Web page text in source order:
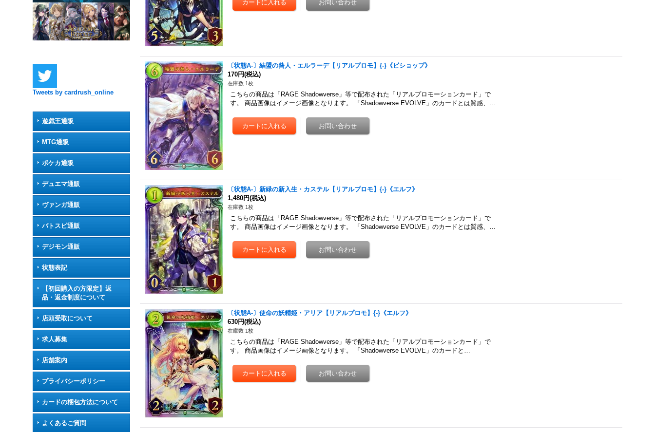
Tweets by cardrush_online
遊戯王通販
MTG通販
ポケカ通販
デュエマ通販
ヴァンガ通販
バトスピ通販
デジモン通販
状態表記
【初回購入の方限定】返
品・返金制度について
店頭受取について
求人募集
店舗案内
プライバシーポリシー
カードの梱包方法について
よくあるご質問
〔状態A-〕結盟の咎人・エルラーデ【リアルプロモ】{-}《ビショップ》
170円(税込)
在庫数 1枚
こちらの商品は「RAGE Shadowverse」等で配布された「リアルプロモーションカード」で
す。 商品画像はイメージ画像となります。 「Shadowverse EVOLVE」のカードとは質感、…
〔状態A-〕新緑の新入生・カステル【リアルプロモ】{-}《エルフ》
1,480円(税込)
在庫数 1枚
こちらの商品は「RAGE Shadowverse」等で配布された「リアルプロモーションカード」で
す。 商品画像はイメージ画像となります。 「Shadowverse EVOLVE」のカードとは質感、…
〔状態A-〕使命の妖精姫・アリア【リアルプロモ】{-}《エルフ》
630円(税込)
在庫数 1枚
こちらの商品は「RAGE Shadowverse」等で配布された「リアルプロモーションカード」で
す。 商品画像はイメージ画像となります。 「Shadowverse EVOLVE」のカードと…